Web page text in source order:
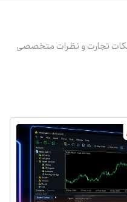
نکات تجارت و نظرات متخصصی